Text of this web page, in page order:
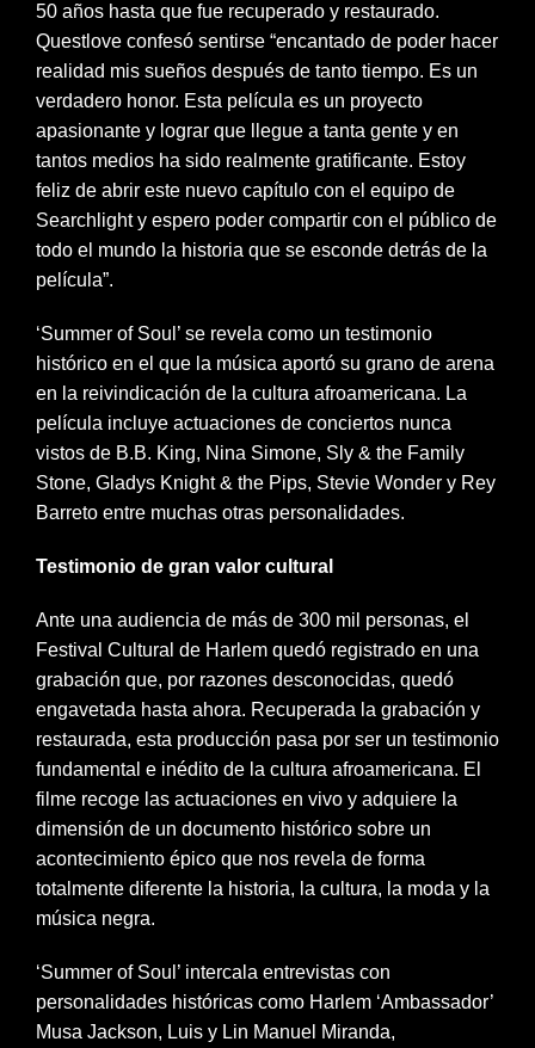
50 años hasta que fue recuperado y restaurado.
Questlove confesó sentirse “encantado de poder hacer
realidad mis sueños después de tanto tiempo. Es un
verdadero honor. Esta película es un proyecto
apasionante y lograr que llegue a tanta gente y en
tantos medios ha sido realmente gratificante. Estoy
feliz de abrir este nuevo capítulo con el equipo de
Searchlight y espero poder compartir con el público de
todo el mundo la historia que se esconde detrás de la
película”.
‘Summer of Soul’ se revela como un testimonio
histórico en el que la música aportó su grano de arena
en la reivindicación de la cultura afroamericana. La
película incluye actuaciones de conciertos nunca
vistos de B.B. King, Nina Simone, Sly & the Family
Stone, Gladys Knight & the Pips, Stevie Wonder y Rey
Barreto entre muchas otras personalidades.
Testimonio de gran valor cultural
Ante una audiencia de más de 300 mil personas, el
Festival Cultural de Harlem quedó registrado en una
grabación que, por razones desconocidas, quedó
engavetada hasta ahora. Recuperada la grabación y
restaurada, esta producción pasa por ser un testimonio
fundamental e inédito de la cultura afroamericana. El
filme recoge las actuaciones en vivo y adquiere la
dimensión de un documento histórico sobre un
acontecimiento épico que nos revela de forma
totalmente diferente la historia, la cultura, la moda y la
música negra.
‘Summer of Soul’ intercala entrevistas con
personalidades históricas como Harlem ‘Ambassador’
Musa Jackson, Luis y Lin Manuel Miranda,